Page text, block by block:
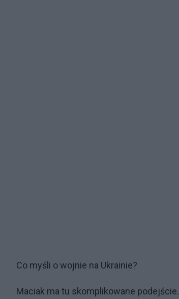
Co myśli o wojnie na Ukrainie?
Maciak ma tu skomplikowane